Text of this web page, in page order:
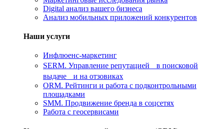
Digital анализ вашего бизнеса
Анализ мобильных приложений конкурентов
Наши услуги
Инфлюенс-маркетинг
SERM. Управление репутацией в поисковой
выдаче и на отзовиках
ORM. Рейтинги и работа с подконтрольными
площадками
SMM. Продвижение бренда в соцсетях
Работа с геосервисами